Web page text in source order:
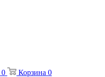
0 Корзина 0